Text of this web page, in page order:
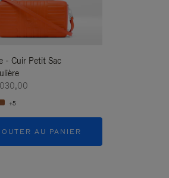
- Cuir Petit Sac
+5
AU PANIER